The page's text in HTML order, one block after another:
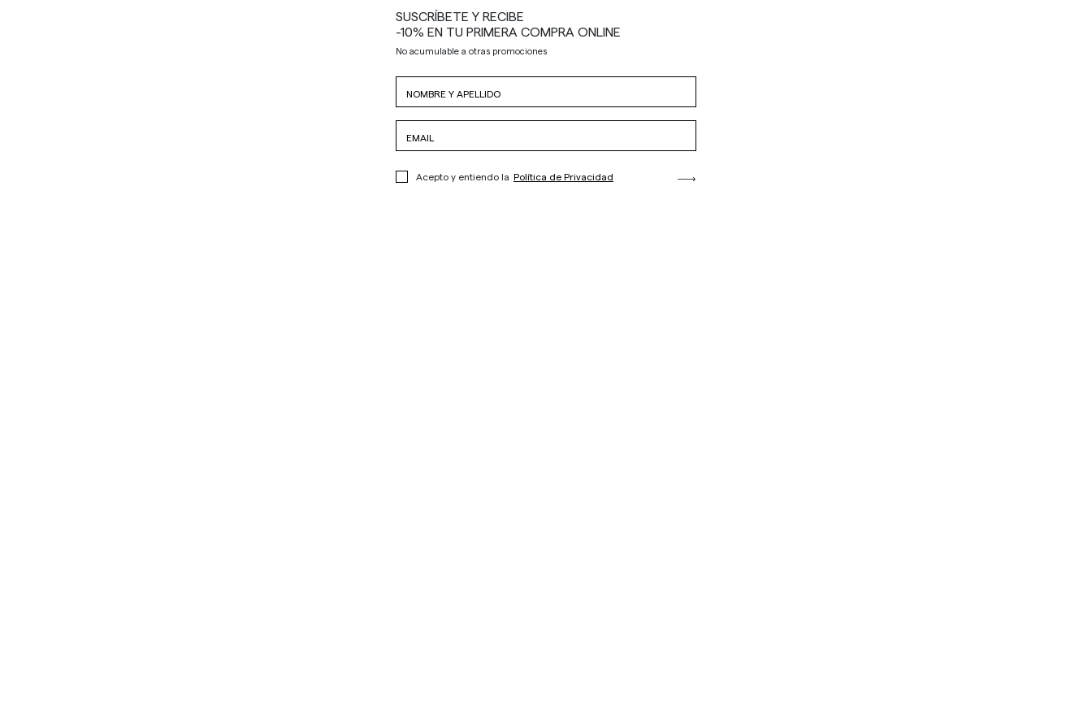
SUSCRÍBETE Y RECIBE
-10% EN TU PRIMERA COMPRA ONLINE
No acumulable a otras promociones
Acepto y entiendo la Política de Privacidad